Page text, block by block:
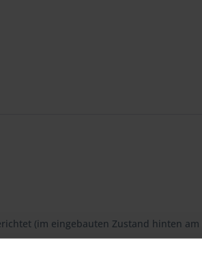
(im eingebauten Zustand hinten am
so dass die